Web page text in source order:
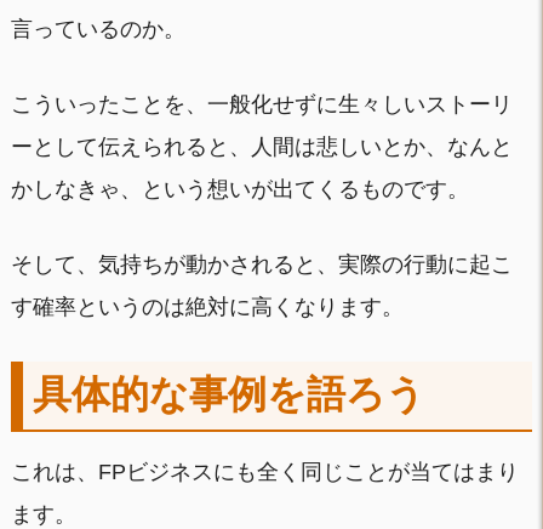
言っているのか。
こういったことを、一般化せずに生々しいストーリ
ーとして伝えられると、人間は悲しいとか、なんと
かしなきゃ、という想いが出てくるものです。
そして、気持ちが動かされると、実際の行動に起こ
す確率というのは絶対に高くなります。
具体的な事例を語ろう
これは、FPビジネスにも全く同じことが当てはまり
ます。